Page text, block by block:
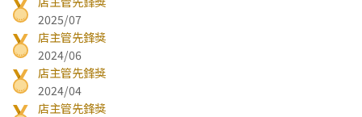
2025/07
店主管先鋒獎
2024/06
店主管先鋒獎
2024/04
店主管先鋒獎